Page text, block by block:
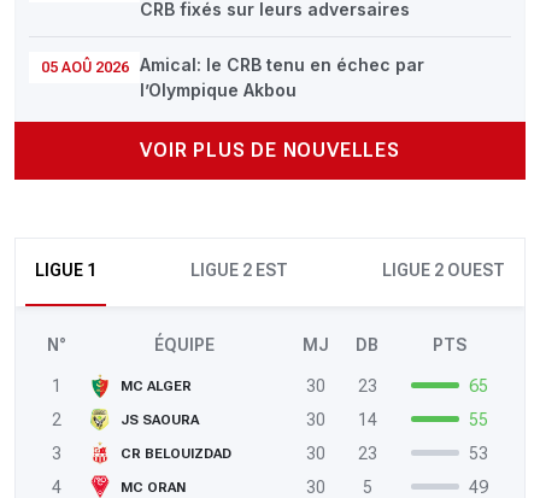
CRB fixés sur leurs adversaires
05 AOÛ 2026
Amical: le CRB tenu en échec par
l’Olympique Akbou
VOIR PLUS DE NOUVELLES
LIGUE 1 LIGUE 2 EST LIGUE 2 OUEST
N° ÉQUIPE MJ DB PTS
1 MC ALGER 30 23
65
2
JS SAOURA 30 14
55
3
CR BELOUIZDAD 30 23
53
4
MC ORAN 30 5
49